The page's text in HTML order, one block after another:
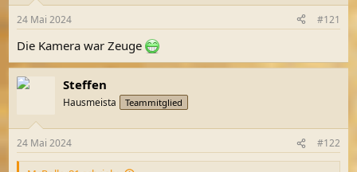
e
24 Mai 2024 #121
Die Kamera war Zeuge
Steffen
Hausmeista Teammitglied
24 Mai 2024 #122